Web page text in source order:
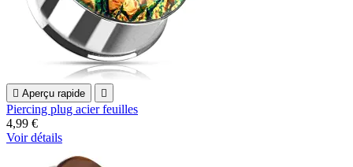
 Aperçu rapide 
Piercing plug acier feuilles
4,99 €
Voir détails